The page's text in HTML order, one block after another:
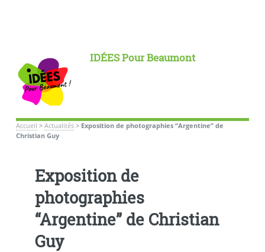
IDÉES Pour Beaumont
Accueil > Actualités> Exposition de photographies “Argentine” de
Christian Guy
Exposition de
photographies
“Argentine” de Christian
Guy